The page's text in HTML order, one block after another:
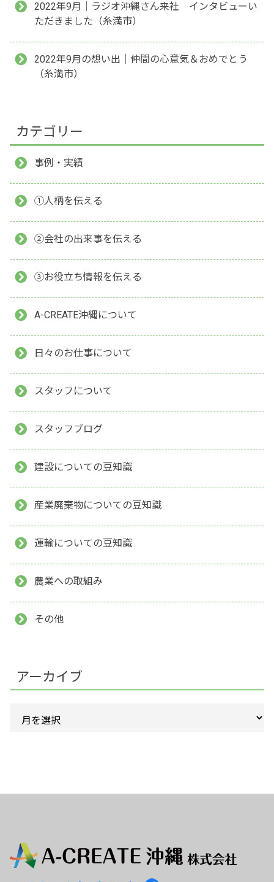
2022年9月｜ラジオ沖縄さん来社 インタビューい
ただきました（糸満市）
2022年9月の想い出｜仲間の心意気＆おめでとう
（糸満市）
カテゴリー
事例・実績
①人柄を伝える
②会社の出来事を伝える
③お役立ち情報を伝える
A-CREATE沖縄について
日々のお仕事について
スタッフについて
スタッフブログ
建設についての豆知識
産業廃棄物についての豆知識
運輸についての豆知識
農業への取組み
その他
アーカイブ